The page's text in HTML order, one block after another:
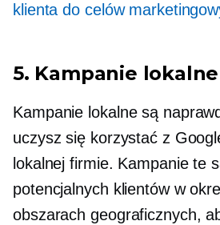
klienta do celów
5. Kampanie lokalne
Kampanie lokalne są
uczysz się korzystać z
lokalnej firmie. Kampanie te
potencjalnych klientów w
obszarach geograficznych,